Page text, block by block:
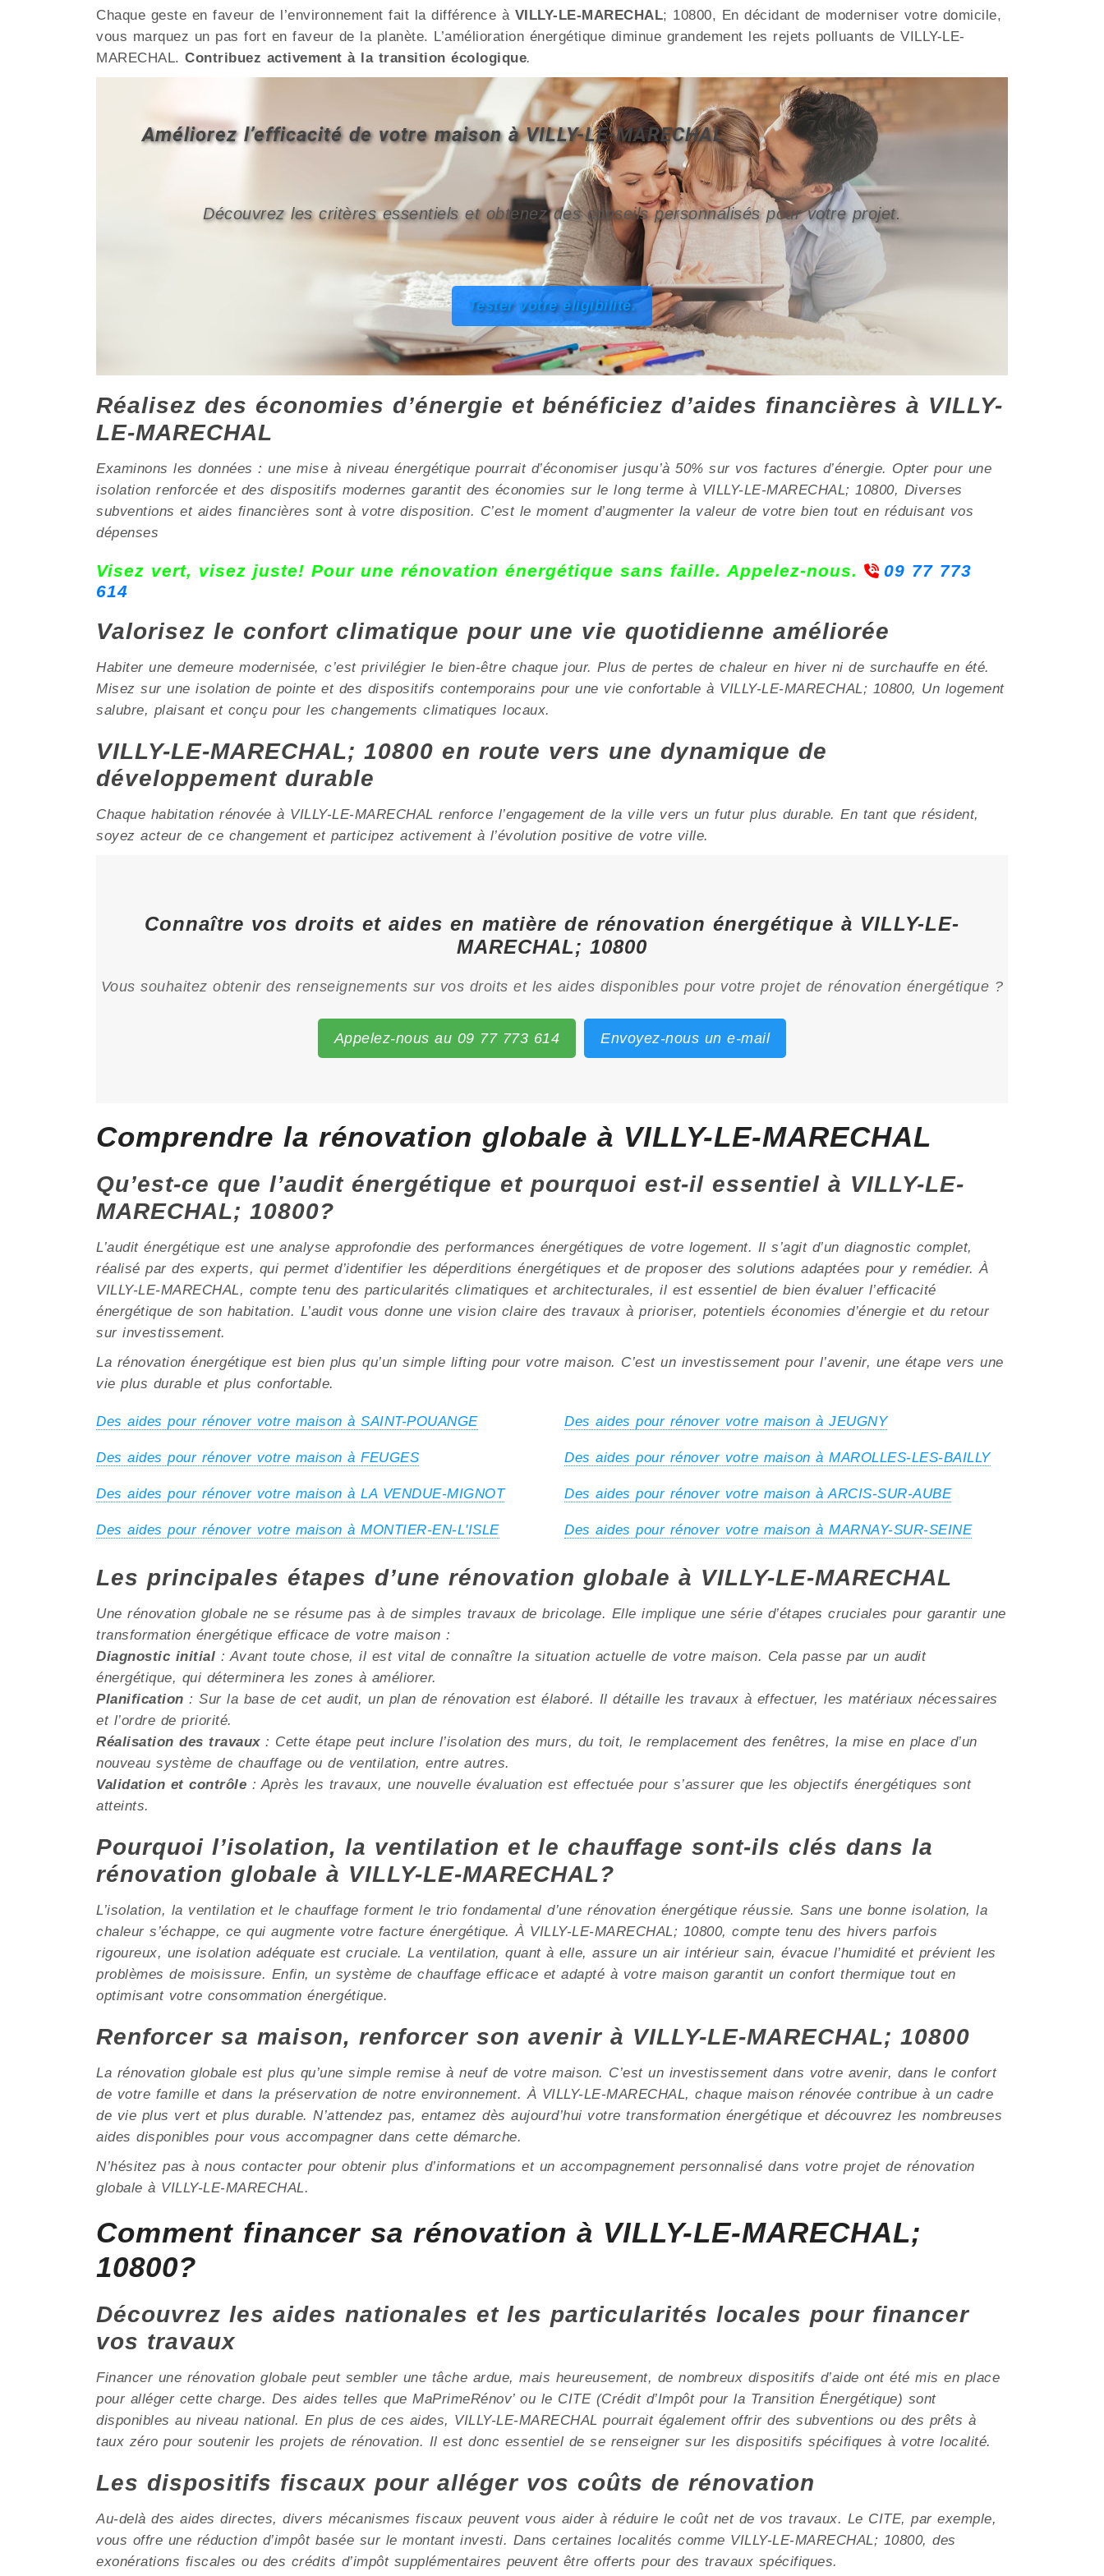
Chaque geste en faveur de l’environnement fait la différence à VILLY-LE-MARECHAL; 10800, En décidant de moderniser votre domicile,
vous marquez un pas fort en faveur de la planète. L’amélioration énergétique diminue grandement les rejets polluants de VILLY-LE-
MARECHAL. Contribuez activement à la transition écologique.
Améliorez l’efficacité de votre maison à VILLY-LE-MARECHAL
Découvrez les critères essentiels et obtenez des conseils personnalisés pour votre projet.
Tester votre éligibilité.
Réalisez des économies d’énergie et bénéficiez d’aides financières à VILLY-
LE-MARECHAL
Examinons les données : une mise à niveau énergétique pourrait d’économiser jusqu’à 50% sur vos factures d’énergie. Opter pour une
isolation renforcée et des dispositifs modernes garantit des économies sur le long terme à VILLY-LE-MARECHAL; 10800, Diverses
subventions et aides financières sont à votre disposition. C’est le moment d’augmenter la valeur de votre bien tout en réduisant vos
dépenses
Visez vert, visez juste! Pour une rénovation énergétique sans faille. Appelez-nous.
09 77 773
614
Valorisez le confort climatique pour une vie quotidienne améliorée
Habiter une demeure modernisée, c’est privilégier le bien-être chaque jour. Plus de pertes de chaleur en hiver ni de surchauffe en été.
Misez sur une isolation de pointe et des dispositifs contemporains pour une vie confortable à VILLY-LE-MARECHAL; 10800, Un logement
salubre, plaisant et conçu pour les changements climatiques locaux.
VILLY-LE-MARECHAL; 10800 en route vers une dynamique de
développement durable
Chaque habitation rénovée à VILLY-LE-MARECHAL renforce l’engagement de la ville vers un futur plus durable. En tant que résident,
soyez acteur de ce changement et participez activement à l’évolution positive de votre ville.
Connaître vos droits et aides en matière de rénovation énergétique à VILLY-LE-
MARECHAL; 10800
Vous souhaitez obtenir des renseignements sur vos droits et les aides disponibles pour votre projet de rénovation énergétique ?
Appelez-nous au 09 77 773 614 Envoyez-nous un e-mail
Comprendre la rénovation globale à VILLY-LE-MARECHAL
Qu’est-ce que l’audit énergétique et pourquoi est-il essentiel à VILLY-LE-
MARECHAL; 10800?
L’audit énergétique est une analyse approfondie des performances énergétiques de votre logement. Il s’agit d’un diagnostic complet,
réalisé par des experts, qui permet d’identifier les déperditions énergétiques et de proposer des solutions adaptées pour y remédier. À
VILLY-LE-MARECHAL, compte tenu des particularités climatiques et architecturales, il est essentiel de bien évaluer l’efficacité
énergétique de son habitation. L’audit vous donne une vision claire des travaux à prioriser, potentiels économies d’énergie et du retour
sur investissement.
La rénovation énergétique est bien plus qu’un simple lifting pour votre maison. C’est un investissement pour l’avenir, une étape vers une
vie plus durable et plus confortable.
Des aides pour rénover votre maison à SAINT-POUANGE Des aides pour rénover votre maison à JEUGNY
Des aides pour rénover votre maison à FEUGES Des aides pour rénover votre maison à MAROLLES-LES-BAILLY
Des aides pour rénover votre maison à LA VENDUE-MIGNOT Des aides pour rénover votre maison à ARCIS-SUR-AUBE
Des aides pour rénover votre maison à MONTIER-EN-L'ISLE Des aides pour rénover votre maison à MARNAY-SUR-SEINE
Les principales étapes d’une rénovation globale à VILLY-LE-MARECHAL
Une rénovation globale ne se résume pas à de simples travaux de bricolage. Elle implique une série d’étapes cruciales pour garantir une
transformation énergétique efficace de votre maison :
Diagnostic initial : Avant toute chose, il est vital de connaître la situation actuelle de votre maison. Cela passe par un audit
énergétique, qui déterminera les zones à améliorer.
Planification : Sur la base de cet audit, un plan de rénovation est élaboré. Il détaille les travaux à effectuer, les matériaux nécessaires
et l’ordre de priorité.
Réalisation des travaux: Cette étape peut inclure l’isolation des murs, du toit, le remplacement des fenêtres, la mise en place d’un
nouveau système de chauffage ou de ventilation, entre autres.
Validation et contrôle : Après les travaux, une nouvelle évaluation est effectuée pour s’assurer que les objectifs énergétiques sont
atteints.
Pourquoi l’isolation, la ventilation et le chauffage sont-ils clés dans la
rénovation globale à VILLY-LE-MARECHAL?
L’isolation, la ventilation et le chauffage forment le trio fondamental d’une rénovation énergétique réussie. Sans une bonne isolation, la
chaleur s’échappe, ce qui augmente votre facture énergétique. À VILLY-LE-MARECHAL; 10800, compte tenu des hivers parfois
rigoureux, une isolation adéquate est cruciale. La ventilation, quant à elle, assure un air intérieur sain, évacue l’humidité et prévient les
problèmes de moisissure. Enfin, un système de chauffage efficace et adapté à votre maison garantit un confort thermique tout en
optimisant votre consommation énergétique.
Renforcer sa maison, renforcer son avenir à VILLY-LE-MARECHAL; 10800
La rénovation globale est plus qu’une simple remise à neuf de votre maison. C’est un investissement dans votre avenir, dans le confort
de votre famille et dans la préservation de notre environnement. À VILLY-LE-MARECHAL, chaque maison rénovée contribue à un cadre
de vie plus vert et plus durable. N’attendez pas, entamez dès aujourd’hui votre transformation énergétique et découvrez les nombreuses
aides disponibles pour vous accompagner dans cette démarche.
N’hésitez pas à nous contacter pour obtenir plus d’informations et un accompagnement personnalisé dans votre projet de rénovation
globale à VILLY-LE-MARECHAL.
Comment financer sa rénovation à VILLY-LE-MARECHAL;
10800?
Découvrez les aides nationales et les particularités locales pour financer
vos travaux
Financer une rénovation globale peut sembler une tâche ardue, mais heureusement, de nombreux dispositifs d’aide ont été mis en place
pour alléger cette charge. Des aides telles que MaPrimeRénov’ ou le CITE (Crédit d’Impôt pour la Transition Énergétique) sont
disponibles au niveau national. En plus de ces aides, VILLY-LE-MARECHAL pourrait également offrir des subventions ou des prêts à
taux zéro pour soutenir les projets de rénovation. Il est donc essentiel de se renseigner sur les dispositifs spécifiques à votre localité.
Les dispositifs fiscaux pour alléger vos coûts de rénovation
Au-delà des aides directes, divers mécanismes fiscaux peuvent vous aider à réduire le coût net de vos travaux. Le CITE, par exemple,
vous offre une réduction d’impôt basée sur le montant investi. Dans certaines localités comme VILLY-LE-MARECHAL; 10800, des
exonérations fiscales ou des crédits d’impôt supplémentaires peuvent être offerts pour des travaux spécifiques.